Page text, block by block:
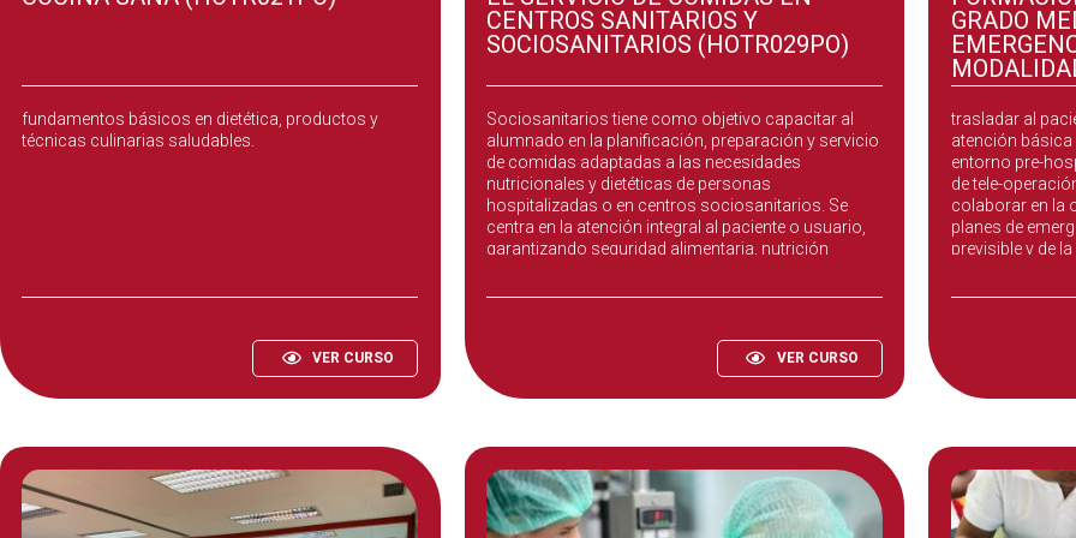
fundamentos básicos en dietética, productos y
técnicas culinarias saludables.
VER CURSO
CENTROS SANITARIOS Y
SOCIOSANITARIOS (HOTR029PO)
Sociosanitarios tiene como objetivo capacitar al
alumnado en la planificación, preparación y servicio
de comidas adaptadas a las necesidades
nutricionales y dietéticas de personas
hospitalizadas o en centros sociosanitarios. Se
centra en la atención integral al paciente o usuario,
garantizando seguridad alimentaria, nutrición
VER CURSO
GRADO
trasladar al
atención básica
entorno pre-
de tele-
colaborar en la
planes de
previsible y de